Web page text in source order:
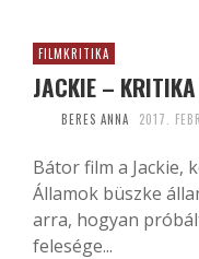
FILMKRITIKA
JACKIE – KRITIKA
BERES ANNA 2017.
Bátor film a Jackie,
Államok büszke
arra, hogyan
felesége...